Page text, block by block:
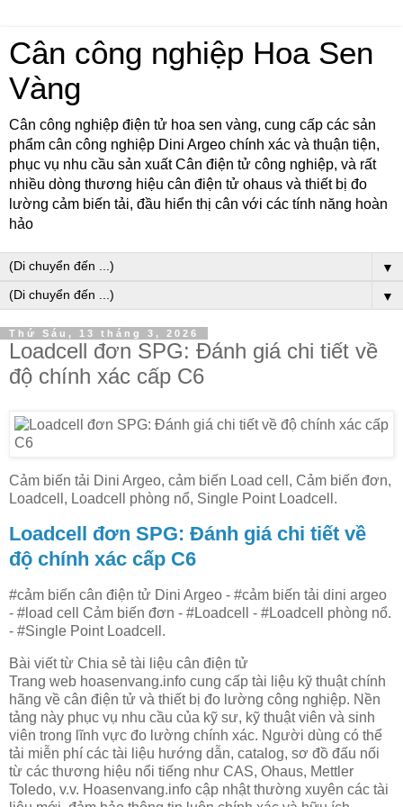
Cân công nghiệp Hoa Sen
Vàng
Cân công nghiệp điện tử hoa sen vàng, cung cấp các sản
phẩm cân công nghiệp Dini Argeo chính xác và thuận tiện,
phục vụ nhu cầu sản xuất Cân điện tử công nghiệp, và rất
nhiều dòng thương hiệu cân điện tử ohaus và thiết bị đo
lường cảm biến tải, đầu hiển thị cân với các tính năng hoàn
hảo
▼
▼
Thứ Sáu, 13 tháng 3, 2026
Loadcell đơn SPG: Đánh giá chi tiết về
độ chính xác cấp C6
Cảm biến tải Dini Argeo, cảm biến Load cell, Cảm biến đơn,
Loadcell, Loadcell phòng nổ, Single Point Loadcell.
Loadcell đơn SPG: Đánh giá chi tiết về
độ chính xác cấp C6
#cảm biến cân điện tử Dini Argeo - #cảm biến tải dini argeo
- #load cell Cảm biến đơn - #Loadcell - #Loadcell phòng nổ.
- #Single Point Loadcell.
Bài viết từ Chia sẻ tài liệu cân điện tử
Trang web hoasenvang.info cung cấp tài liệu kỹ thuật chính
hãng về cân điện tử và thiết bị đo lường công nghiệp. Nền
tảng này phục vụ nhu cầu của kỹ sư, kỹ thuật viên và sinh
viên trong lĩnh vực đo lường chính xác. Người dùng có thể
tải miễn phí các tài liệu hướng dẫn, catalog, sơ đồ đấu nối
từ các thương hiệu nổi tiếng như CAS, Ohaus, Mettler
Toledo, v.v. Hoasenvang.info cập nhật thường xuyên các tài